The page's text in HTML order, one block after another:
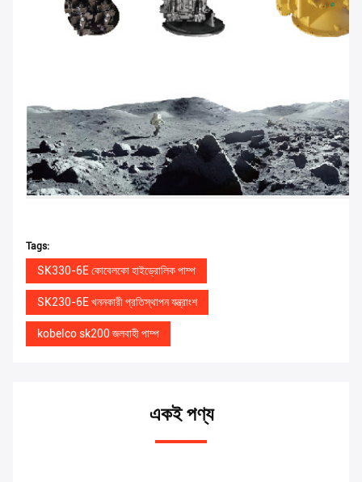
Tags:
SK330-6E কোবেলকো হাইড্রোলিক পাম্প
SK230-6E খননকারী প্রতিস্থাপন যন্ত্রাংশ
kobelco sk200 জলবাহী পাম্প
একই পণ্য